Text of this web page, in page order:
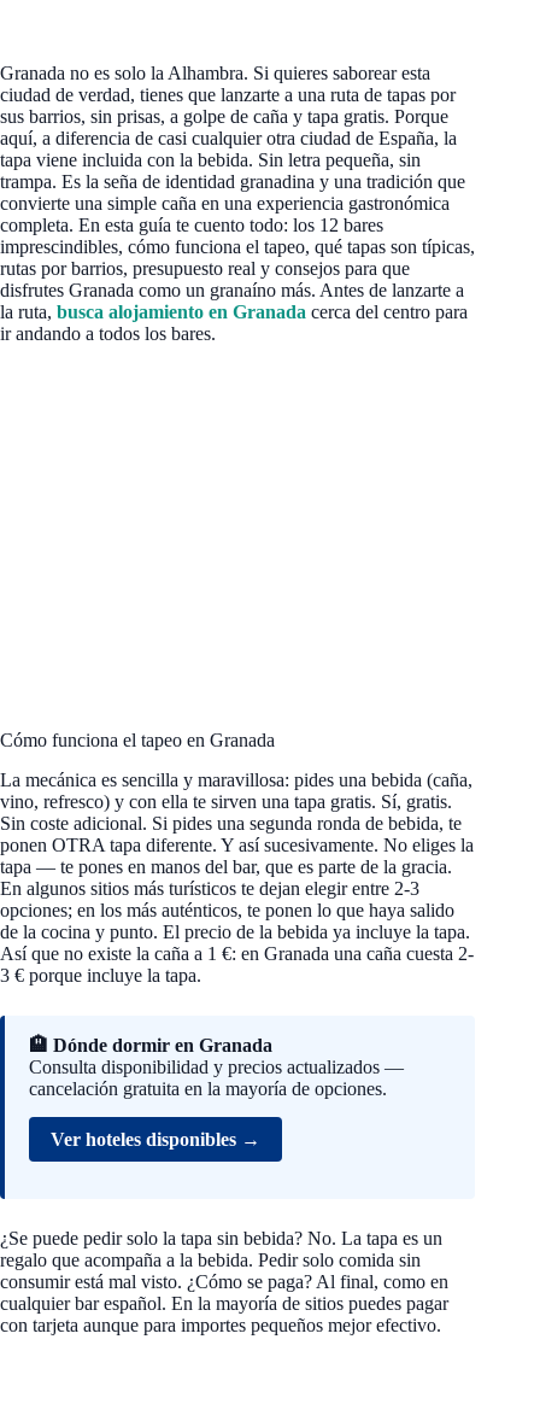
Granada no es solo la Alhambra. Si quieres saborear esta
ciudad de verdad, tienes que lanzarte a una ruta de tapas por
sus barrios, sin prisas, a golpe de caña y tapa gratis. Porque
aquí, a diferencia de casi cualquier otra ciudad de España, la
tapa viene incluida con la bebida. Sin letra pequeña, sin
trampa. Es la seña de identidad granadina y una tradición que
convierte una simple caña en una experiencia gastronómica
completa. En esta guía te cuento todo: los 12 bares
imprescindibles, cómo funciona el tapeo, qué tapas son típicas,
rutas por barrios, presupuesto real y consejos para que
disfrutes Granada como un granaíno más. Antes de lanzarte a
la ruta, busca alojamiento en Granada cerca del centro para
ir andando a todos los bares.
Cómo funciona el tapeo en Granada
La mecánica es sencilla y maravillosa: pides una bebida (caña,
vino, refresco) y con ella te sirven una tapa gratis. Sí, gratis.
Sin coste adicional. Si pides una segunda ronda de bebida, te
ponen OTRA tapa diferente. Y así sucesivamente. No eliges la
tapa — te pones en manos del bar, que es parte de la gracia.
En algunos sitios más turísticos te dejan elegir entre 2-3
opciones; en los más auténticos, te ponen lo que haya salido
de la cocina y punto. El precio de la bebida ya incluye la tapa.
Así que no existe la caña a 1 €: en Granada una caña cuesta 2-
3 € porque incluye la tapa.
🏨 Dónde dormir en Granada
Consulta disponibilidad y precios actualizados —
cancelación gratuita en la mayoría de opciones.
Ver hoteles disponibles →
¿Se puede pedir solo la tapa sin bebida? No. La tapa es un
regalo que acompaña a la bebida. Pedir solo comida sin
consumir está mal visto. ¿Cómo se paga? Al final, como en
cualquier bar español. En la mayoría de sitios puedes pagar
con tarjeta aunque para importes pequeños mejor efectivo.